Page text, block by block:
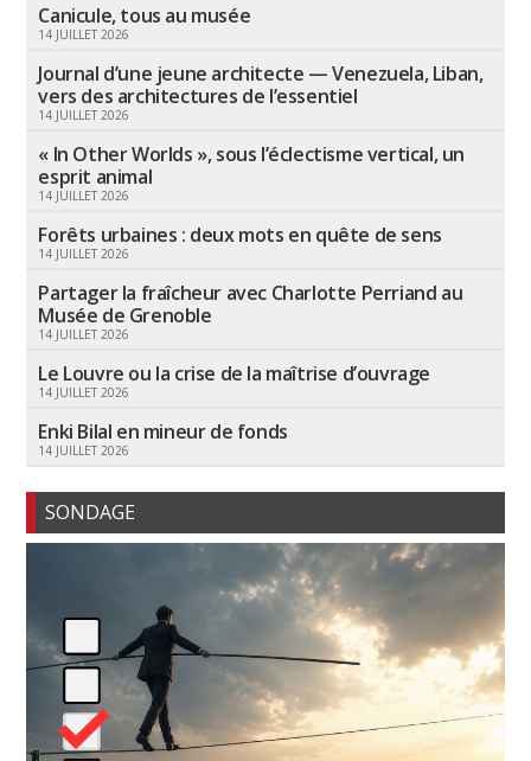
Canicule, tous au musée
14 JUILLET 2026
Journal d’une jeune architecte — Venezuela, Liban,
vers des architectures de l’essentiel
14 JUILLET 2026
« In Other Worlds », sous l’éclectisme vertical, un
esprit animal
14 JUILLET 2026
Forêts urbaines : deux mots en quête de sens
14 JUILLET 2026
Partager la fraîcheur avec Charlotte Perriand au
Musée de Grenoble
14 JUILLET 2026
Le Louvre ou la crise de la maîtrise d’ouvrage
14 JUILLET 2026
Enki Bilal en mineur de fonds
14 JUILLET 2026
SONDAGE